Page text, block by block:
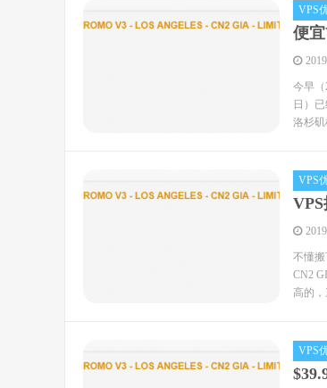
VPS
便
今早
日）
洛杉矶
VPS
不懂
CN2
高的
VPS